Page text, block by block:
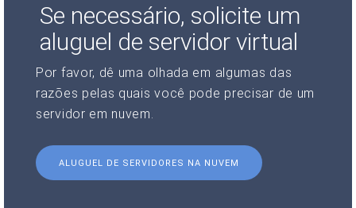
Se necessário, solicite um
aluguel de servidor virtual
Por favor, dê uma olhada em algumas das
razões pelas quais você pode precisar de um
servidor em nuvem.
ALUGUEL DE SERVIDORES NA NUVEM